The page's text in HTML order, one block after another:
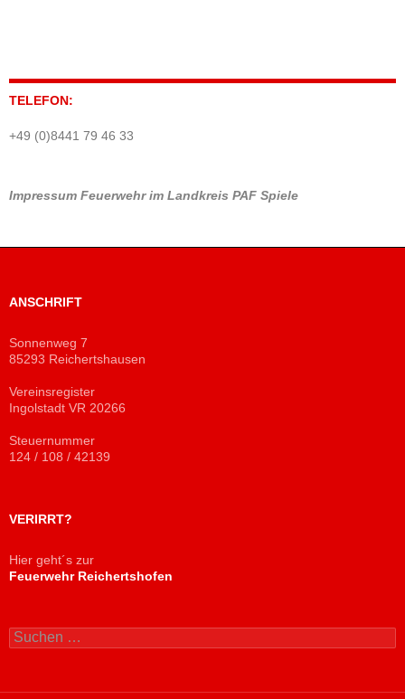
TELEFON:
+49 (0)8441 79 46 33
Impressum Feuerwehr im Landkreis PAF Spiele
ANSCHRIFT
Sonnenweg 7
85293 Reichertshausen
Vereinsregister
Ingolstadt VR 20266
Steuernummer
124 / 108 / 42139
VERIRRT?
Hier geht´s zur
Feuerwehr Reichertshofen
Suchen
nach: